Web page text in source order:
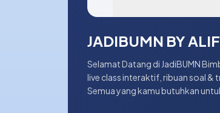
JADIBUMN BY
Selamat Datang di JadiBUMN Bimbel persiapan Tes BUMN: materi lengkap,
live class interaktif, ribuan soal &
Semua yang kamu butuhkan